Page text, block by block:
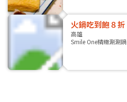
火鍋吃到飽８折
高雄
Smile One精緻涮涮鍋